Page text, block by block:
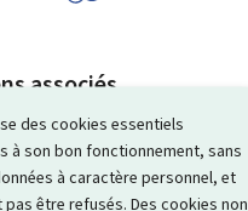
des cookies essentiels
à son bon fonctionnement, sans
à caractère personnel, et
pas être refusés. Des cookies non
associés